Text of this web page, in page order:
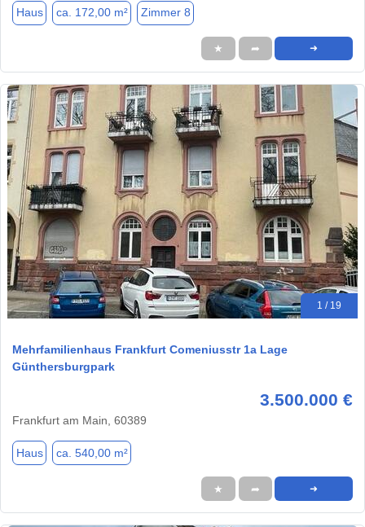
Haus ca. 172,00 m² Zimmer 8
★ ➦ ➜
1 / 19
Mehrfamilienhaus Frankfurt Comeniusstr 1a Lage
Günthersburgpark
3.500.000 €
Frankfurt am Main, 60389
Haus ca. 540,00 m²
★ ➦ ➜